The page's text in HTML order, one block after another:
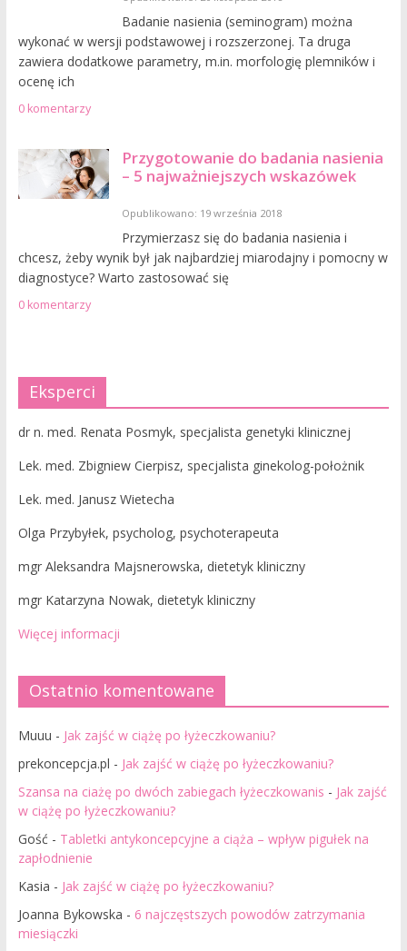
Badanie nasienia (seminogram) można
wykonać w wersji podstawowej i rozszerzonej. Ta druga
zawiera dodatkowe parametry, m.in. morfologię plemników i
ocenę ich
0 komentarzy
Przygotowanie do badania nasienia
– 5 najważniejszych wskazówek
Opublikowano: 19 września 2018
Przymierzasz się do badania nasienia i
chcesz, żeby wynik był jak najbardziej miarodajny i pomocny w
diagnostyce? Warto zastosować się
0 komentarzy
Eksperci
dr n. med. Renata Posmyk, specjalista genetyki klinicznej
Lek. med. Zbigniew Cierpisz, specjalista ginekolog-położnik
Lek. med. Janusz Wietecha
Olga Przybyłek, psycholog, psychoterapeuta
mgr Aleksandra Majsnerowska, dietetyk kliniczny
mgr Katarzyna Nowak, dietetyk kliniczny
Więcej informacji
Ostatnio komentowane
Muuu - Jak zajść w ciążę po łyżeczkowaniu?
prekoncepcja.pl - Jak zajść w ciążę po łyżeczkowaniu?
Szansa na ciażę po dwóch zabiegach łyżeczkowanis - Jak zajść
w ciążę po łyżeczkowaniu?
Gość - Tabletki antykoncepcyjne a ciąża – wpływ pigułek na
zapłodnienie
Kasia - Jak zajść w ciążę po łyżeczkowaniu?
Joanna Bykowska - 6 najczęstszych powodów zatrzymania
miesiączki